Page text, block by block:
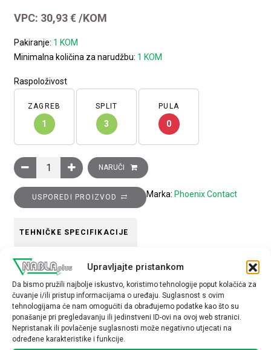
Upravljajte pristankom
Da bismo pružili najbolje iskustvo, koristimo tehnologije poput kolačića za
čuvanje i/ili pristup informacijama o uređaju. Suglasnost s ovim
tehnologijama će nam omogućiti da obrađujemo podatke kao što su
ponašanje pri pregledavanju ili jedinstveni ID-ovi na ovoj web stranici.
Nepristanak ili povlačenje suglasnosti može negativno utjecati na
određene karakteristike i funkcije.
VPC: 30,93€ /KOM
Pakiranje: 1 KOM
Minimalna količina za narudžbu: 1 KOM
Raspoloživost
ZAGREB
1
SPLIT
3
PULA
0
Kliješta za rezanje kablova promjera do 12 mm2 (35mm2) Cu
NARUČI
USPOREDI PROIZVOD Marka: Phoenix Contact
TEHNIČKE SPECIFIKACIJE
materijal
plastika